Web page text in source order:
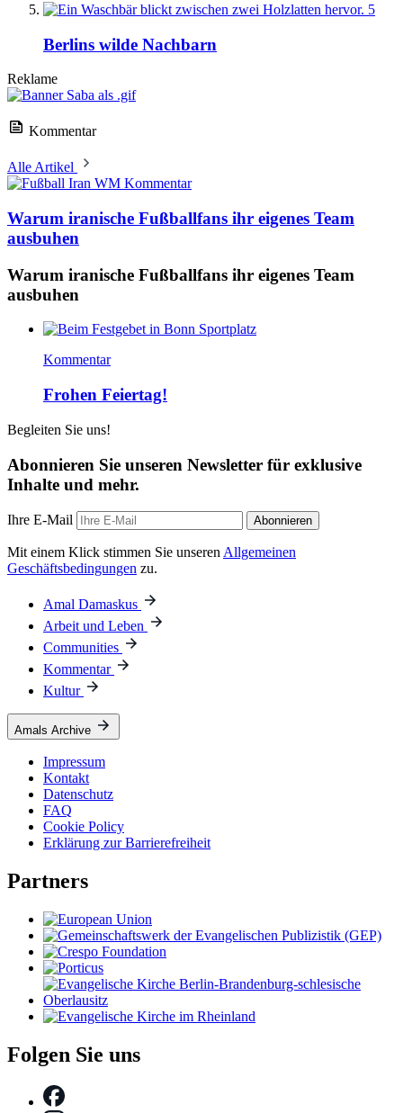
5
Berlins wilde Nachbarn
Reklame
Kommentar
Alle Artikel
Kommentar
Warum iranische Fußballfans ihr eigenes Team
ausbuhen
Warum iranische Fußballfans ihr eigenes Team
ausbuhen
Kommentar
Frohen Feiertag!
Begleiten Sie uns!
Abonnieren Sie unseren Newsletter für exklusive
Inhalte und mehr.
Ihre E-Mail Abonnieren
Mit einem Klick stimmen Sie unseren Allgemeinen
Geschäftsbedingungen zu.
Amal Damaskus
Arbeit und Leben
Communities
Kommentar
Kultur
Amals Archive
Impressum
Kontakt
Datenschutz
FAQ
Cookie Policy
Erklärung zur Barrierefreiheit
Partners
Folgen Sie uns